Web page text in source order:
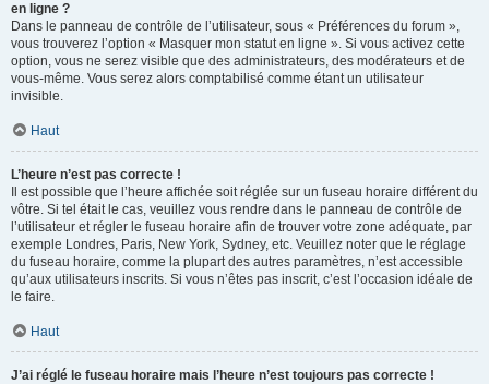
en ligne ?
Dans le panneau de contrôle de l’utilisateur, sous « Préférences du forum »,
vous trouverez l’option « Masquer mon statut en ligne ». Si vous activez cette
option, vous ne serez visible que des administrateurs, des modérateurs et de
vous-même. Vous serez alors comptabilisé comme étant un utilisateur
invisible.
Haut
L’heure n’est pas correcte !
Il est possible que l’heure affichée soit réglée sur un fuseau horaire différent du
vôtre. Si tel était le cas, veuillez vous rendre dans le panneau de contrôle de
l’utilisateur et régler le fuseau horaire afin de trouver votre zone adéquate, par
exemple Londres, Paris, New York, Sydney, etc. Veuillez noter que le réglage
du fuseau horaire, comme la plupart des autres paramètres, n’est accessible
qu’aux utilisateurs inscrits. Si vous n’êtes pas inscrit, c’est l’occasion idéale de
le faire.
Haut
J’ai réglé le fuseau horaire mais l’heure n’est toujours pas correcte !